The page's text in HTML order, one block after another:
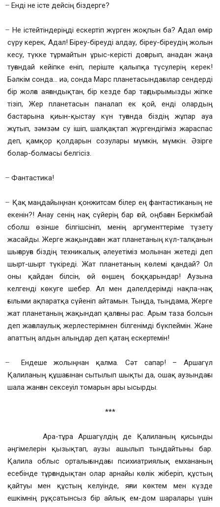
̶ Енді не істе дейсің біздерге?
̶ Не істейтіндеріңді ескертіп жүрген жоқпын ба? Адал өмір
сүру керек, Адал! Біреу-біреуді алдау, біреу-біреудің жолын
кесу, түкке тұрмайтын ұрыс-керісті доғарып, анадан жаңа
туғандай кейіпке еніп, періште қалыпқа түсулерің керек!
Бәлкім сонда… иә, сонда Марс планетасындағылар сендерді
бір жолға аяғандықтан, бір кезде бар тағдырымызды жіпке
тізіп, Жер планетасын паналап ек қой, енді олардың
бастарына қиын-қыстау күн туғанда біздің жұпар ауа
жұтып, зәмзәм су ішіп, шалқақтап жүргендігіміз жараспас
деп, қамқор қолдарын созулары мүмкін, мүмкін. Әзірге
болар-болмасы белгісіз.
̶ Фантастика!
̶ Қақ маңдайыңнан қонжитсам білер ең фантастиканың не
екенін?! Анау сенің нақ сүйерің бар ғой, оңбаған Беркімбай
сболш өзінше білгішсініп, менің аргументтеріме түзету
жасайды. Жерге жақындаған жат планетаның күл-талқанын
шығаруға біздің техникалық әлеуетіміз молынан жетеді деп
шырт-шырт түкіреді. Жат планетаның көлемі қандай? Ол
оны қайдан білсін, өй өңшең боққарындар! Аузына
келгенді көкуге шебер. Ал мен дәлелдерімді нақпа-нақ
ғылыми ақпаратқа сүйеніп айтамын. Тыңда, тыңдама, Жерге
жат планетаның жақындап қалғаны рас. Арым таза болсын
деп жағалаулық жерлестерімнен білгенімді бүкпеймін. Және
апаттың алдын алыңдар деп қатаң ескертемін!
̶ Ендеше жолыңнан қалма. Сәт сапар! – Аршагүл
Қалиланың құшағынан сытылып шықты да, ошақ аузындағы
шала жанған сексеуіл томарын ары ысырды.
***
Ара-тұра Аршагүлдің де Қалиланың қисынды
әңгімелерін қызықтап, аузы ашылып тыңдайтыны бар.
Қалила облыс орталығындағы психиатриялық емхананың
есебінде тұрғандықтан олар арнайы көлік жіберіп, құстың
қайтуы мен құстың келуінде, яғни көктем мен күзде
ешкімнің рұқсатынсыз бір айлық ем-дом шаралары үшін